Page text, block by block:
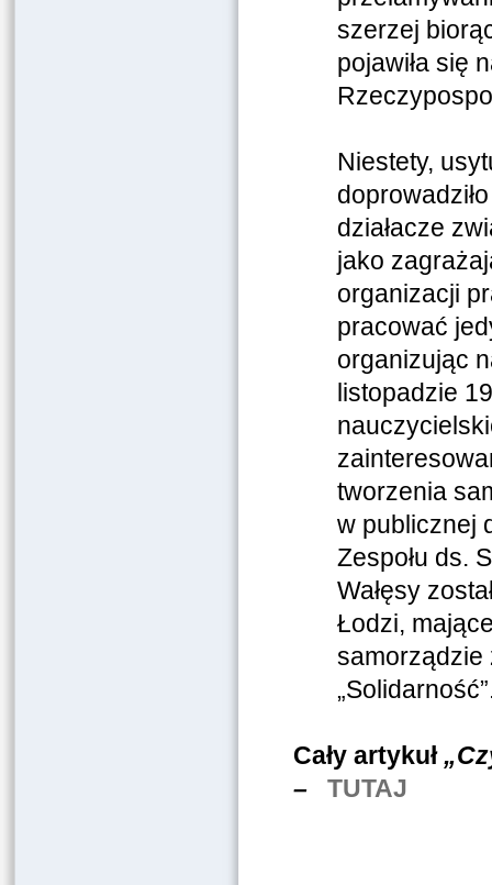
szerzej
pojawiła się
Niestety,
działacze
jako
organizacji
pracować
organizując
listopadzie
tworzenia
w publicznej
Zespołu ds.
Wałęsy
Łodzi,
samorządzie
Cały artykuł
–
TUTAJ